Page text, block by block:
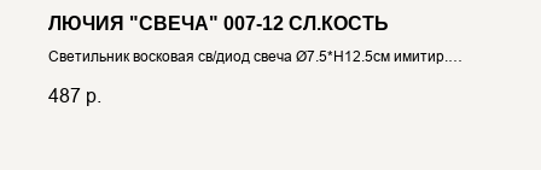
ЛЮЧИЯ "СВЕЧА" 007-12 СЛ.КОСТЬ
Светильник восковая св/диод свеча Ø7.5*H12.5см имитир.
487 р.